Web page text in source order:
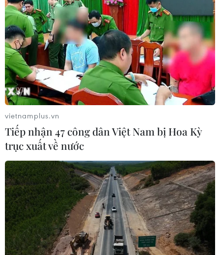
vietnamplus.vn
Tiếp nhận 47 công dân Việt Nam bị Hoa Kỳ
trục xuất về nước